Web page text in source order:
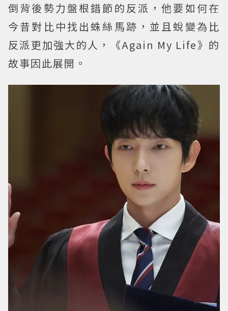
倒背後勢力盤根錯節的反派，他要如何在
今昔對比中找出蛛絲馬跡，並且蛻變為比
反派更加強大的人，《Again My Life》的
故事因此展開。